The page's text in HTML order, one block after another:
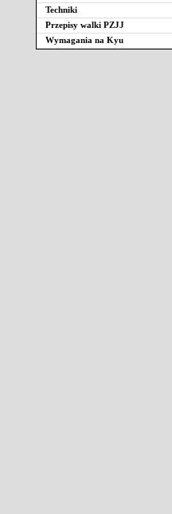
Techniki
Przepisy walki PZJJ
Wymagania na Kyu